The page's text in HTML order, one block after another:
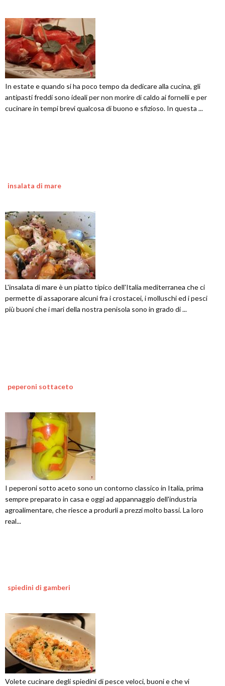
In estate e quando si ha poco tempo da dedicare alla cucina, gli
antipasti freddi sono ideali per non morire di caldo ai fornelli e per
cucinare in tempi brevi qualcosa di buono e sfizioso. In questa ...
insalata di mare
L'insalata di mare è un piatto tipico dell'Italia mediterranea che ci
permette di assaporare alcuni fra i crostacei, i molluschi ed i pesci
più buoni che i mari della nostra penisola sono in grado di ...
peperoni sottaceto
I peperoni sotto aceto sono un contorno classico in Italia, prima
sempre preparato in casa e oggi ad appannaggio dell'industria
agroalimentare, che riesce a produrli a prezzi molto bassi. La loro
real...
spiedini di gamberi
Volete cucinare degli spiedini di pesce veloci, buoni e che vi